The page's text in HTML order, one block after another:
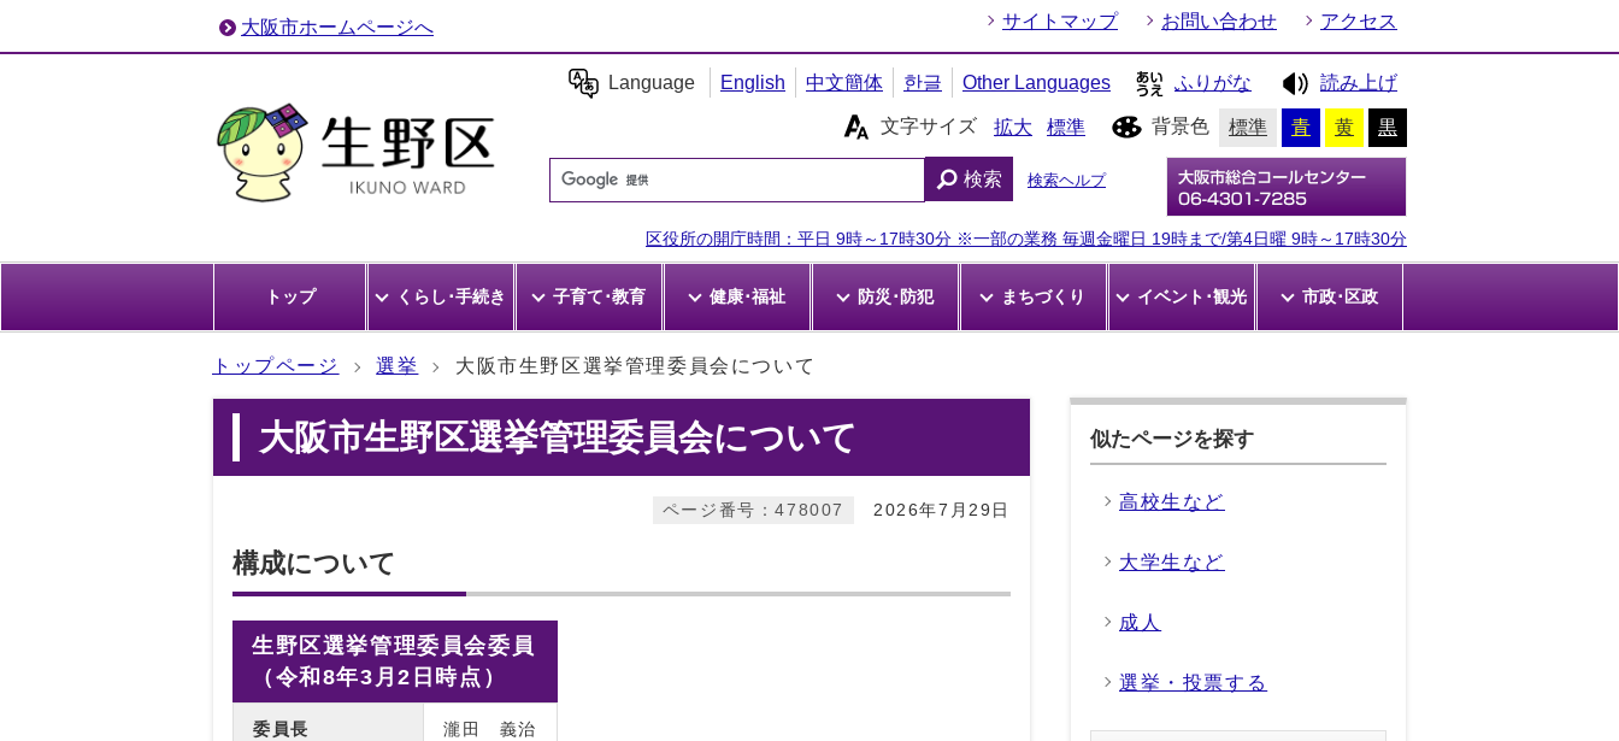
大阪市ホームページへ サイトマップ お問い合わせ アクセス
Language English 中文簡体 한글 Other Languages ふりがな 読み上げ
文字サイズ 拡大 標準 背景色 標準 青 黄 黒
検索 検索ヘルプ
区役所の開庁時間：平日 9時～17時30分 ※一部の業務 毎週金曜日 19時まで/第4日曜 9時～17時30分
トップ くらし･手続き 子育て･教育 健康･福祉 防災･防犯 まちづくり イベント･観光 市政･区政
トップページ 選挙 大阪市生野区選挙管理委員会について
大阪市生野区選挙管理委員会について
2026年7月29日
ページ番号：478007
構成について
生野区選挙管理委員会委員
（令和8年3月2日時点）
委員長 瀧田 義治
似たページを探す
高校生など
大学生など
成人
選挙・投票する